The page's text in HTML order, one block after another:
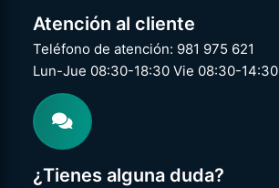
Atención al cliente
Teléfono de atención: 981 975 621
Lun-Jue 08:30-18:30 Vie 08:30-14:30
¿Tienes alguna duda?